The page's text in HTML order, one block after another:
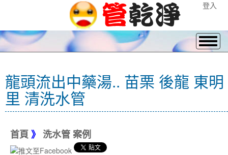
登入
龍頭流出中藥湯.. 苗栗 後龍 東明
里 清洗水管
首頁 》 洗水管 案例